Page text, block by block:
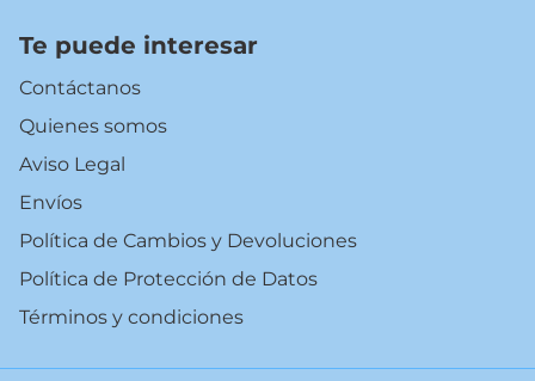
Te puede interesar
Contáctanos
Quienes somos
Aviso Legal
Envíos
Política de Cambios y Devoluciones
Política de Protección de Datos
Términos y condiciones